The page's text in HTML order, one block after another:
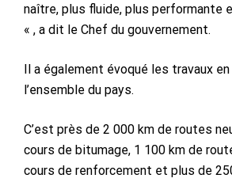
naître, plus fluide, plus performante
« , a dit le Chef du gouvernement.
Il a également évoqué les travaux
l’ensemble du pays.
C’est près de 2 000 km de routes
cours de bitumage, 1 100 km de
cours de renforcement et plus de